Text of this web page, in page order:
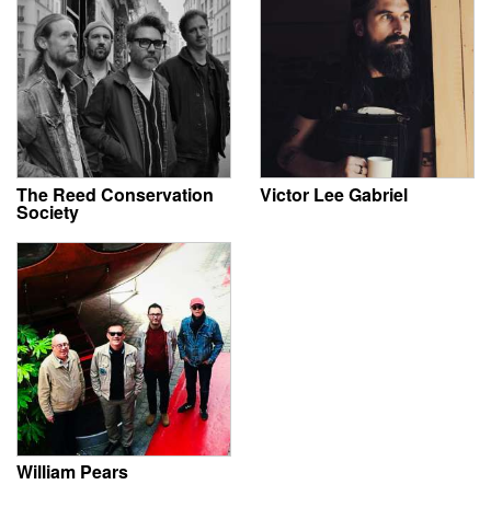
The Reed Conservation
Society
Victor Lee Gabriel
William Pears